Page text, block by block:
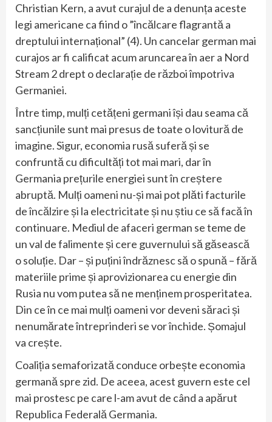
Christian Kern, a avut curajul de a denunța aceste
legi americane ca fiind o ”încălcare flagrantă a
dreptului internațional” (4). Un cancelar german mai
curajos ar fi calificat acum aruncarea în aer a Nord
Stream 2 drept o declarație de război împotriva
Germaniei.
Între timp, mulți cetățeni germani își dau seama că
sancțiunile sunt mai presus de toate o lovitură de
imagine. Sigur, economia rusă suferă și se
confruntă cu dificultăți tot mai mari, dar în
Germania prețurile energiei sunt în creștere
abruptă. Mulți oameni nu-și mai pot plăti facturile
de încălzire și la electricitate și nu știu ce să facă în
continuare. Mediul de afaceri german se teme de
un val de falimente și cere guvernului să găsească
o soluție. Dar – și puțini îndrăznesc să o spună – fără
materiile prime și aprovizionarea cu energie din
Rusia nu vom putea să ne menținem prosperitatea.
Din ce în ce mai mulți oameni vor deveni săraci și
nenumărate întreprinderi se vor închide. Șomajul
va crește.
Coaliția semaforizată conduce orbește economia
germană spre zid. De aceea, acest guvern este cel
mai prostesc pe care l-am avut de când a apărut
Republica Federală Germania.